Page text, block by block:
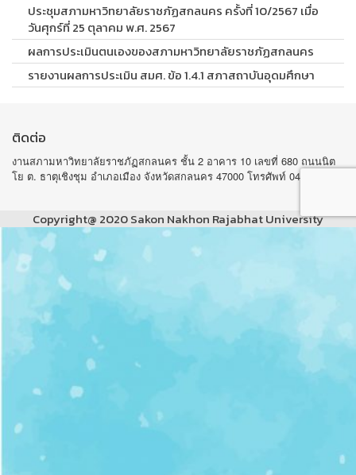
ประชุมสภามหาวิทยาลัยราชภัฏสกลนคร ครั้งที่ 10/2567 เมื่อ
วันศุกร์ที่ 25 ตุลาคม พ.ศ. 2567
ผลการประเมินตนเองของสภามหาวิทยาลัยราชภัฏสกลนคร
รายงานผลการประเมิน สมศ. ข้อ 1.4.1 สภาสถาบันอุดมศึกษา
ติดต่อ
งานสภามหาวิทยาลัยราชภัฏสกลนคร ชั้น 2 อาคาร 10 เลขที่ 680 ถนนนิต
โย ต. ธาตุเชิงชุม อำเภอเมือง จังหวัดสกลนคร 47000 โทรศัพท์ 042-970105
Copyright@ 2020 Sakon Nakhon Rajabhat University